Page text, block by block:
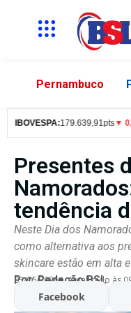
Pernambuco
IBOVESPA:179.639,91pts▼
Presentes
tendência
Neste Dia dos
como alternativa aos
skincare estão em alta
Por:Redação BSL
03/06/2026 Atualizado às
Facebook